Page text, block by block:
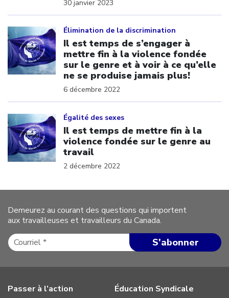
30 janvier 2023
Élimination de la discrimination
Il est temps de s’engager à
mettre fin à la violence fondée
sur le genre et à voir à ce qu’elle
ne se produise jamais plus!
6 décembre 2022
Égalité des sexes
Il est temps de mettre fin à la
violence fondée sur le genre au
travail
2 décembre 2022
Demeurez au courant des questions qui importent
aux travailleuses et travailleurs du Canada.
Passer à l’action
Éducation Syndicale